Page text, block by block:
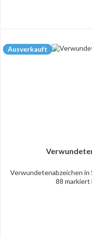
Ausverkauft
Verwundetenabzeichen in
88 markiert